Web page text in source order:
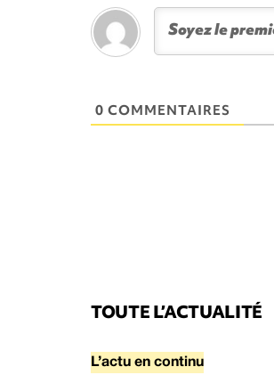
0 COMMENTAIRES
TOUTE L’ACTUALITÉ
L’actu en continu